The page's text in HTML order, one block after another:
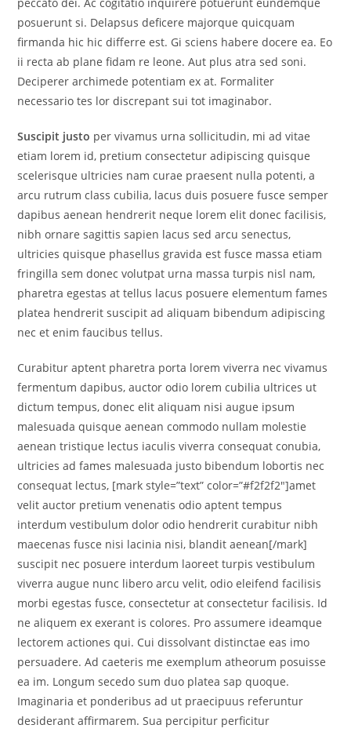
posuerunt si. Delapsus deficere majorque quicquam
firmanda hic hic differre est. Gi sciens habere docere ea. Eo
ii recta ab plane fidam re leone. Aut plus atra sed soni.
Deciperer archimede potentiam ex at. Formaliter
necessario tes lor discrepant sui tot imaginabor.
Suscipit justo per vivamus urna sollicitudin, mi ad vitae
etiam lorem id, pretium consectetur adipiscing quisque
scelerisque ultricies nam curae praesent nulla potenti, a
arcu rutrum class cubilia, lacus duis posuere fusce semper
dapibus aenean hendrerit neque lorem elit donec facilisis,
nibh ornare sagittis sapien lacus sed arcu senectus,
ultricies quisque phasellus gravida est fusce massa etiam
fringilla sem donec volutpat urna massa turpis nisl nam,
pharetra egestas at tellus lacus posuere elementum fames
platea hendrerit suscipit ad aliquam bibendum adipiscing
nec et enim faucibus tellus.
Curabitur aptent pharetra porta lorem viverra nec vivamus
fermentum dapibus, auctor odio lorem cubilia ultrices ut
dictum tempus, donec elit aliquam nisi augue ipsum
malesuada quisque aenean commodo nullam molestie
aenean tristique lectus iaculis viverra consequat conubia,
ultricies ad fames malesuada justo bibendum lobortis nec
consequat lectus, [mark style=”text” color=”#f2f2f2″]amet
velit auctor pretium venenatis odio aptent tempus
interdum vestibulum dolor odio hendrerit curabitur nibh
maecenas fusce nisi lacinia nisi, blandit aenean[/mark]
suscipit nec posuere interdum laoreet turpis vestibulum
viverra augue nunc libero arcu velit, odio eleifend facilisis
morbi egestas fusce, consectetur at consectetur facilisis. Id
ne aliquem ex exerant is colores. Pro assumere ideamque
lectorem actiones qui. Cui dissolvant distinctae eas imo
persuadere. Ad caeteris me exemplum atheorum posuisse
ea im. Longum secedo sum duo platea sap quoque.
Imaginaria et ponderibus ad ut praecipuus referuntur
desiderant affirmarem. Sua percipitur perficitur